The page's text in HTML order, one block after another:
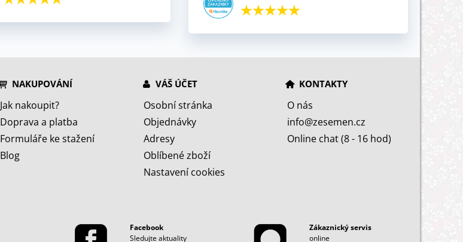
NAKUPOVÁNÍ
Jak nakoupit?
Doprava a platba
Formuláře ke stažení
Blog
VÁŠ ÚČET
Osobní stránka
Objednávky
Adresy
Oblíbené zboží
Nastavení cookies
KONTAKTY
O nás
info@zesemen.cz
Online chat (8 - 16 hod)
Facebook
Sledujte aktuality
Zákaznický servis
online